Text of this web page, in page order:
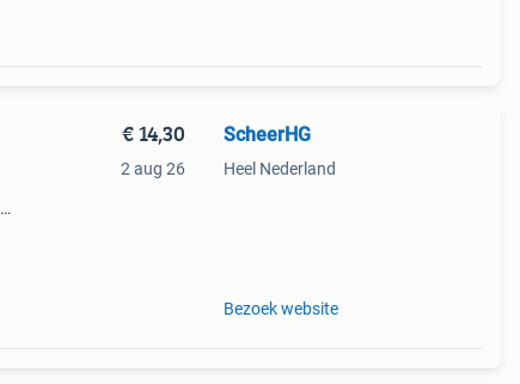
€ 14,30
2 aug 26
ScheerHG
Heel Nederland
Bezoek website